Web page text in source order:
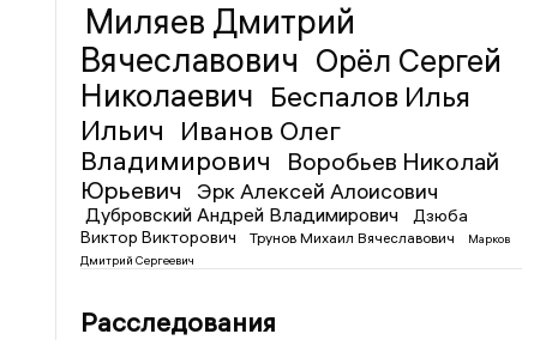
Миляев Дмитрий
Вячеславович Орёл Сергей
Николаевич Беспалов Илья
Ильич
Иванов Олег
Владимирович
Воробьев Николай
Юрьевич
Эрк Алексей Алоисович
Дубровский Андрей Владимирович
Дзюба
Виктор Викторович
Трунов Михаил Вячеславович
Марков
Дмитрий Сергеевич
Расследования